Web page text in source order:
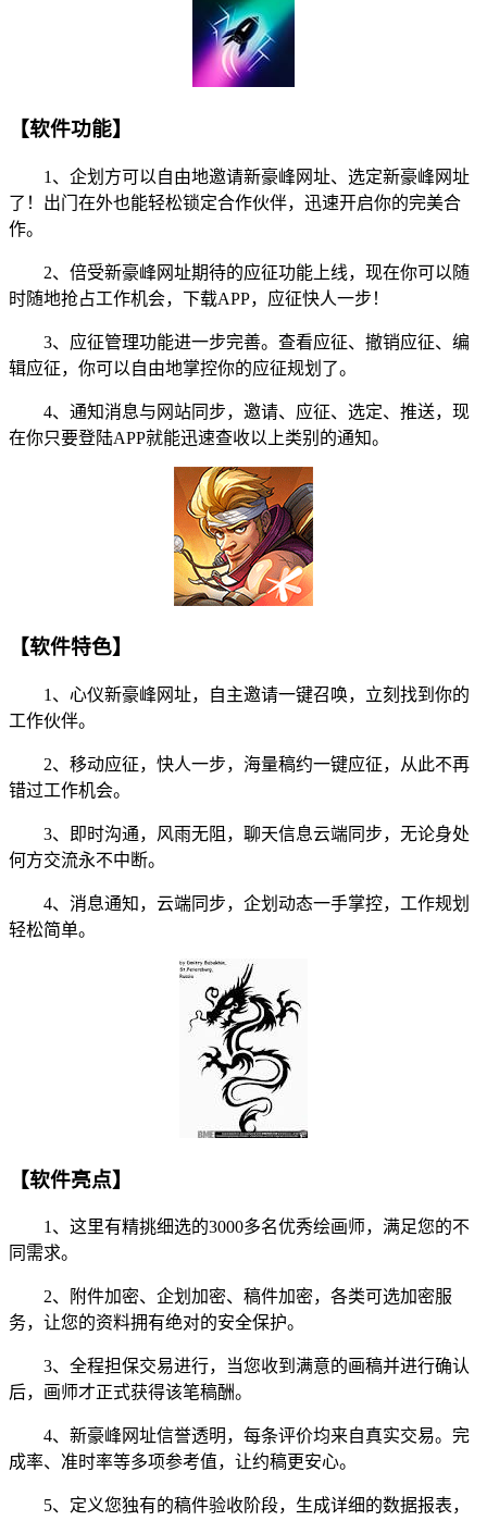
【软件功能】
1、企划方可以自由地邀请新豪峰网址、选定新豪峰网址
了！出门在外也能轻松锁定合作伙伴，迅速开启你的完美合
作。
2、倍受新豪峰网址期待的应征功能上线，现在你可以随
时随地抢占工作机会，下载APP，应征快人一步！
3、应征管理功能进一步完善。查看应征、撤销应征、编
辑应征，你可以自由地掌控你的应征规划了。
4、通知消息与网站同步，邀请、应征、选定、推送，现
在你只要登陆APP就能迅速查收以上类别的通知。
【软件特色】
1、心仪新豪峰网址，自主邀请一键召唤，立刻找到你的
工作伙伴。
2、移动应征，快人一步，海量稿约一键应征，从此不再
错过工作机会。
3、即时沟通，风雨无阻，聊天信息云端同步，无论身处
何方交流永不中断。
4、消息通知，云端同步，企划动态一手掌控，工作规划
轻松简单。
【软件亮点】
1、这里有精挑细选的3000多名优秀绘画师，满足您的不
同需求。
2、附件加密、企划加密、稿件加密，各类可选加密服
务，让您的资料拥有绝对的安全保护。
3、全程担保交易进行，当您收到满意的画稿并进行确认
后，画师才正式获得该笔稿酬。
4、新豪峰网址信誉透明，每条评价均来自真实交易。完
成率、准时率等多项参考值，让约稿更安心。
5、定义您独有的稿件验收阶段，生成详细的数据报表，